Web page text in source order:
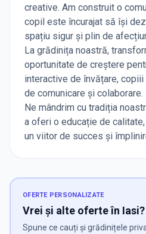
creative. Am construit o
copil este încurajat să își
spațiu sigur și plin de
La grădinița noastră,
oportunitate de creștere
interactive de învățare,
de comunicare și colaborare.
Ne mândrim cu tradiția
a oferi o educație de
un viitor de succes și
OFERTE PERSONALIZATE
Vrei și alte oferte în Iasi?
Spune ce cauți și grădinițele